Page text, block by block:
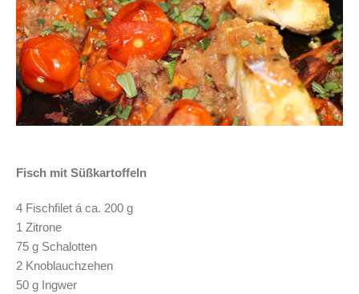
Fisch mit Süßkartoffeln
4 Fischfilet á ca. 200 g
1 Zitrone
75 g Schalotten
2 Knoblauchzehen
50 g Ingwer